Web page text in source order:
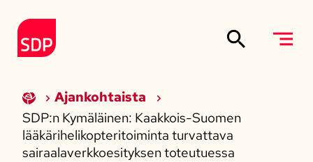
Etusivulle
Ajankohtaista
SDP:n Kymäläinen: Kaakkois-Suomen
lääkärihelikopteritoiminta turvattava
sairaalaverkkoesityksen toteutuessa